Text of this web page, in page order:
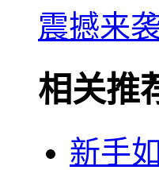
震撼来
相关推
新手